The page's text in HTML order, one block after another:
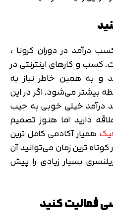
درآمد در دوران کرونا ،
کسب و کارهای اینترنتی در
به همین خاطر نیاز به
بیشتر می‌شود. اگر در این
درآمد خیلی خوبی به جیب
دارید اما هنوز تصمیم
همیار آکادمی کامل ترین
ترین زمان می‌توانید آن
بسیار زیادی را پیش